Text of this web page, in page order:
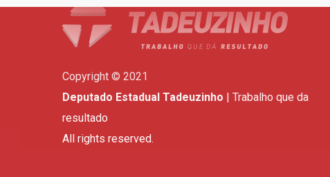
Copyright © 2021
Deputado Estadual Tadeuzinho | Trabalho que da
resultado
All rights reserved.